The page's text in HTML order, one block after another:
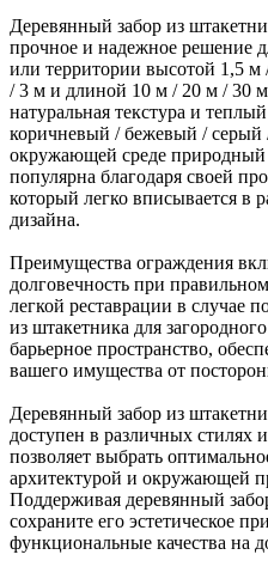
Деревянный забор из
прочное и надежное решение
или территории высотой 1,5
/ 3 м и длиной 10 м / 20 м / 30
натуральная текстура и
коричневый / бежевый / серый
окружающей среде
популярна благодаря своей
который легко вписывается в
дизайна.
Преимущества ограждения
долговечность при
легкой реставрации в случае
из штакетника для
барьерное пространство,
вашего имущества от
Деревянный забор из
доступен в различных стилях
позволяет выбрать
архитектурой и окружающей
Поддерживая деревянный
сохраните его эстетическое
функциональные качества на